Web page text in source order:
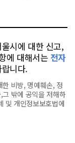
시에 대한 신고,
에 대해서는 전자
니다.
비방, 명예훼손, 정
밖에 공익을 저해하
및 개인정보보호법에